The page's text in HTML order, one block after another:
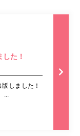
た！
しました！
...